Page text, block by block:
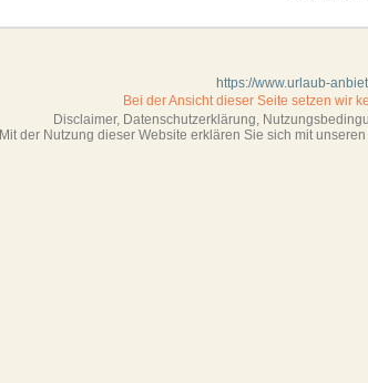
https://www.urlaub-
Bei der Ansicht dieser Seite setzen wir
Disclaimer, Datenschutzerklärung,
Mit der Nutzung dieser Website erklären Sie sich mit